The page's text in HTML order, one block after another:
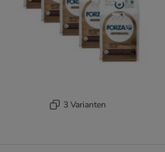
3 Varianten